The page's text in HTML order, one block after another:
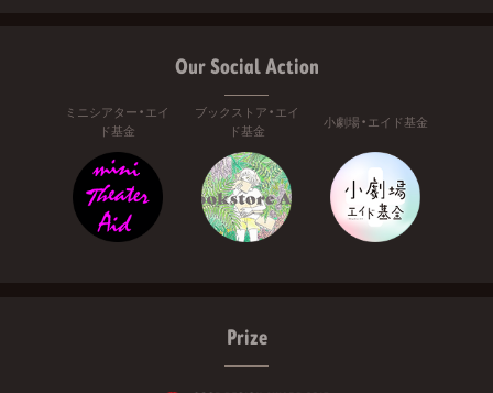
Our Social Action
ミニシアター・エイ
ド基金
ブックストア・エイ
ド基金
小劇場・エイド基金
Prize